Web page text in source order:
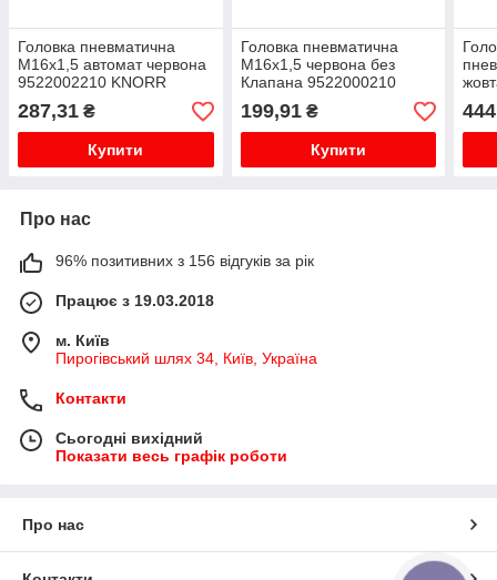
Головка пневматична
М16х1,5 автомат червона
9522002210 KNORR
KU4124
287,31 ₴
Купити
Головка пневматична
М16х1,5 червона без
Клапана 9522000210
199,91₴
Купити
Про нас
96% позитивних з 156 відгуків за рік
Працює з 19.03.2018
м. Київ
Пирогівський шлях 34, Київ, Україна
Контакти
Сьогодні вихідний
Показати весь графік роботи
Про нас